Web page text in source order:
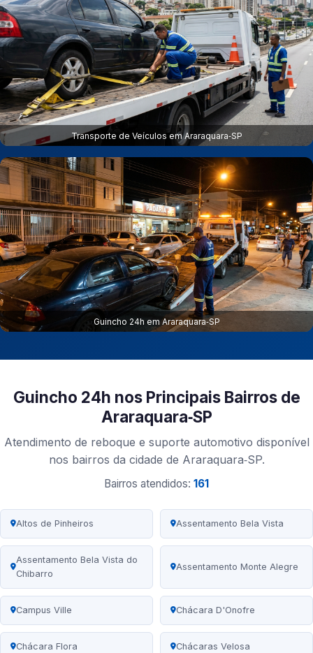
Transporte de Veículos em Araraquara‑SP
Guincho 24h em Araraquara‑SP
Guincho 24h nos Principais Bairros de
Araraquara‑SP
Atendimento de reboque e suporte automotivo disponível
nos bairros da cidade de Araraquara‑SP.
Bairros atendidos: 161
Altos de Pinheiros Assentamento Bela Vista
Assentamento Bela Vista do
Chibarro
Assentamento Monte Alegre
Campus Ville Chácara D'Onofre
Chácara Flora Chácaras Velosa